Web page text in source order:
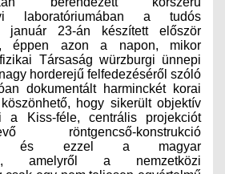
laboratóriumában a tudós
január 23-án készített elő­ször
éppen azon a napon, mikor
Társaság würzburgi ünnepi
horderejű felfedezéséről szóló
dokumentált harminckét korai
hogy sikerült objektív
a Kiss-féle, centrális projekciót
röntgencső-konstrukció
és ezzel a magyar
amelyről a nemzetközi